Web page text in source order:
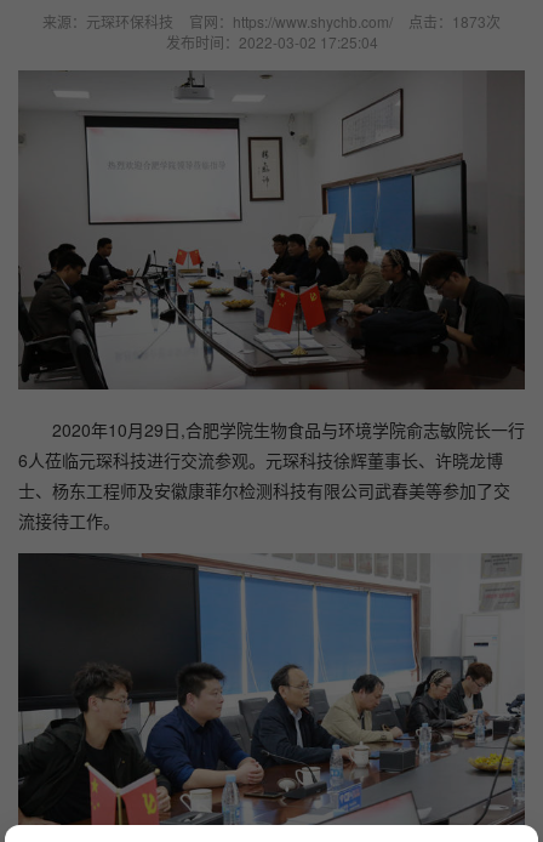
来源：元琛环保科技 官网：https://www.shychb.com/
点击：1873次
发布时间：2022-03-02 17:25:04
2020年10月29日,合肥学院生物食品与环境学院俞志敏院长一行
6人莅临元琛科技进行交流参观。元琛科技徐辉董事长、许晓龙博
士、杨东工程师及安徽康菲尔检测科技有限公司武春美等参加了交
流接待工作。